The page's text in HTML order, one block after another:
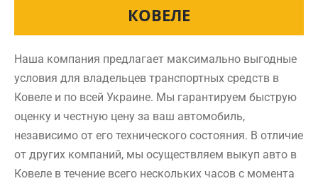
КОВЕЛЕ
Наша компания предлагает максимально выгодные
условия для владельцев транспортных средств в
Ковеле и по всей Украине. Мы гарантируем быструю
оценку и честную цену за ваш автомобиль,
независимо от его технического состояния. В отличие
от других компаний, мы осуществляем выкуп авто в
Ковеле в течение всего нескольких часов с момента